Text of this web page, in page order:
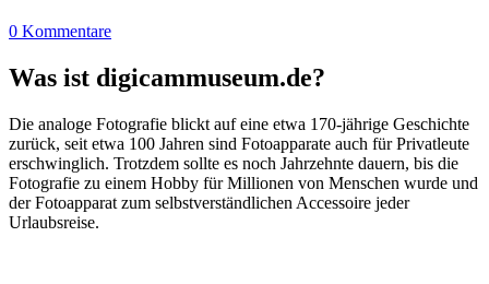
0 Kommentare
Was ist digicammuseum.de?
Die analoge Fotografie blickt auf eine etwa 170-jährige Geschichte
zurück, seit etwa 100 Jahren sind Fotoapparate auch für Privatleute
erschwinglich. Trotzdem sollte es noch Jahrzehnte dauern, bis die
Fotografie zu einem Hobby für Millionen von Menschen wurde und
der Fotoapparat zum selbstverständlichen Accessoire jeder
Urlaubsreise.